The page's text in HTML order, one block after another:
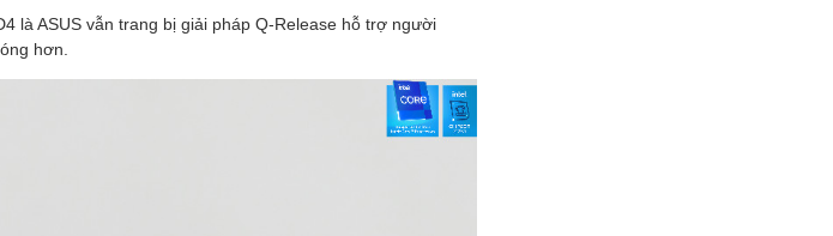
là ASUS vẫn trang bị giải pháp Q-Release hỗ trợ người
hơn.